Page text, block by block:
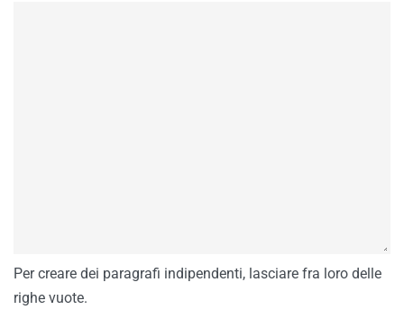
Per creare dei paragrafi indipendenti, lasciare fra loro delle
righe vuote.